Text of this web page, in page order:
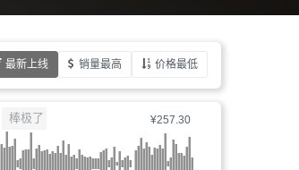
风
乐
件
最新上线 销量最高 价格最低
¥257.30
棒极了